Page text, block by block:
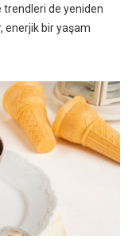
trendleri de yeniden
enerjik bir yaşam